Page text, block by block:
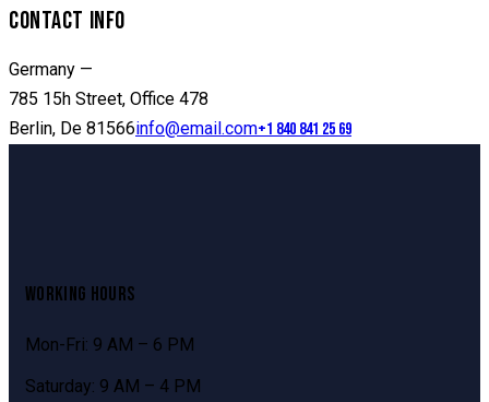
CONTACT INFO
Germany —
785 15h Street, Office 478
Berlin, De 81566info@email.com+1 840 841 25 69
WORKING HOURS
Mon-Fri: 9 AM – 6 PM
Saturday: 9 AM – 4 PM